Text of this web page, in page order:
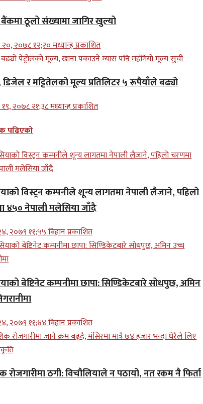
ठूलो संख्यामा जागिर खुल्यो
२०७८ १२;२० मध्यान्ह प्रकाशित
डिजेल र मट्टितेलको मूल्य प्रतिलिटर ५ रूपैयाँले बढ्यो
२०७८ २१;३८ मध्यान्ह प्रकाशित
पढिएको
विस्ट्रन कम्पनीले शून्य लागतमा नेपाली लैजाने, पहिलो
४५० नेपाली मलेसिया जाँदै
२०७९ ११;५५ बिहान प्रकाशित
बेष्टिनेट कम्पनीमा छापा: सिण्डिकेटबारे सोधपुछ, अमिन
२०७९ ११;४४ बिहान प्रकाशित
रोजगारीमा ठगी: विचौलियाले न पठायो, नत रकम नै फिर्ता